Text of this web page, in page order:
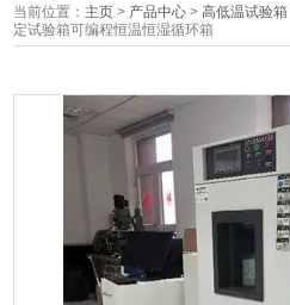
当前位置： 主页 > 产品中心 >高低温试验箱
定试验箱可编程恒温恒湿循环箱